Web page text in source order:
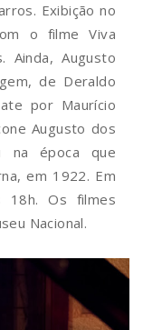
Exibição no
o filme Viva
Ainda, Augusto
de Deraldo
por Maurício
Augusto dos
na época que
em 1922. Em
18h. Os filmes
Nacional.